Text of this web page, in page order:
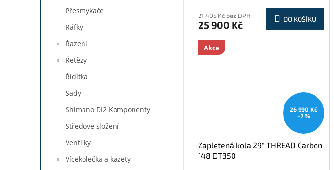
Přesmykače
Ráfky
Řazeni
Řetězy
Řídítka
Sady
Shimano DI2 Komponenty
Středove složení
Ventilky
Vícekolečka a kazety
21 405 Kč bez DPH
25 900 Kč DO KOŠÍKU
Akce
26 990 Kč
–7 %
Zapletená kola 29" THREAD Carbon
148 DT350